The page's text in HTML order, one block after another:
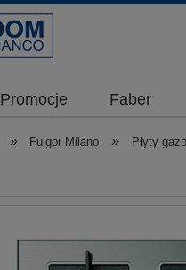
Promocje Faber
» Fulgor Milano » Płyty